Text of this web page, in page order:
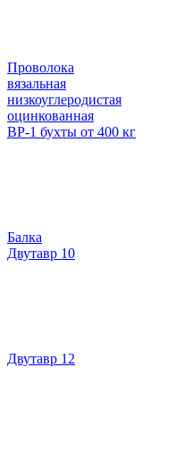
Проволока
вязальная
низкоуглеродистая
оцинкованная
ВР-1 бухты от 400 кг
Балка
Двутавр 10
Двутавр 12